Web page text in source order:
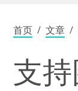
面包
首页 文章
支